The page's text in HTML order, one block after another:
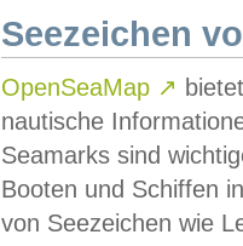
Seezeichen
OpenSeaMap ↗
nautische
Seamarks sind
Booten und Schiffen
von Seezeichen wie